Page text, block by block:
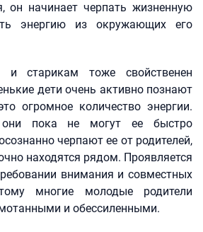
он начинает черпать жизненную
энергию из окружающих его
старикам тоже свойственен
дети очень активно познают
огромное количество энергии.
они пока не могут ее быстро
черпают ее от родителей,
находятся рядом. Проявляется
внимания и совместных
многие молодые родители
и обессиленными.